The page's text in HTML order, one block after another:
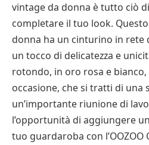
vintage da donna è tutto ciò
completare il tuo look.
donna ha un cinturino in rete
un tocco di delicatezza e
rotondo, in oro rosa e
occasione, che si tratti di una
un’importante riunione di
l’opportunità di aggiungere
tuo guardaroba con